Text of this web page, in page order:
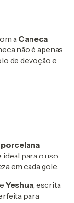
aCaneca
não é apenas
de devoção e
porcelana
ideal para o uso
em cada gole.
Yeshua, escrita
para